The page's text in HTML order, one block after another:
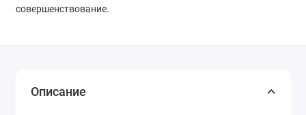
совершенствование.
Описание